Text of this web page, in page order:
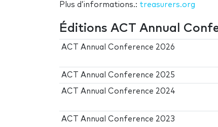
Plus d’informations.: treasurers.org
Éditions ACT Annual
ACT Annual Conference 2026
ACT Annual Conference 2025
ACT Annual Conference 2024
ACT Annual Conference 2023